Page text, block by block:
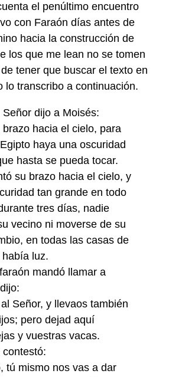
el penúltimo encuentro
con Faraón días antes de
hacia la construcción de
los que me lean no se tomen
de tener que buscar el texto en
lo transcribo a continuación.
Señor dijo a Moisés:
hacia el cielo, para
haya una oscuridad
hasta se pueda tocar.
su brazo hacia el cielo, y
tan grande en todo
tres días, nadie
vecino ni moverse de su
en todas las casas de
había luz.
mandó llamar a
Señor, y llevaos también
pero dejad aquí
y vuestras vacas.
contestó:
tú mismo nos vas a dar